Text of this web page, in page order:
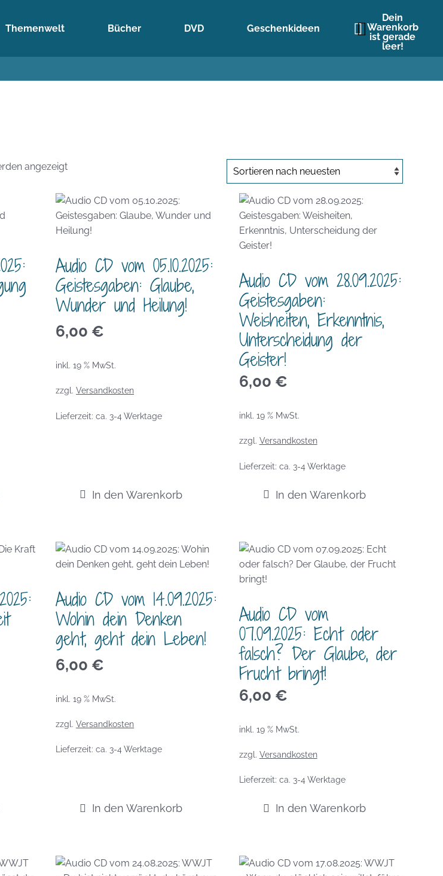
Themenwelt Bücher DVD Geschenkideen
Dein
Warenkorb
ist gerade
leer!
angezeigtNach
sortiert
Audio CD vom 05.10.2025:
Geistesgaben: Glaube,
Wunder und Heilung!
6,00 €
inkl. 19 % MwSt.
zzgl.Versandkosten
Lieferzeit:ca. 3-4 Werktage
In den Warenkorb
Audio CD vom 28.09.2025:
Geistesgaben:
Weisheiten, Erkenntnis,
Unterscheidung der
Geister!
6,00 €
inkl. 19 % MwSt.
zzgl. Versandkosten
Lieferzeit: ca. 3-4 Werktage
In den Warenkorb
Audio CD vom 14.09.2025:
Wohin dein Denken
geht, geht dein Leben!
6,00 €
inkl. 19 % MwSt.
zzgl.Versandkosten
Lieferzeit:ca. 3-4 Werktage
In den Warenkorb
Audio CD vom
07.09.2025: Echt oder
falsch? Der Glaube, der
Frucht bringt!
6,00 €
inkl. 19 % MwSt.
zzgl. Versandkosten
Lieferzeit: ca. 3-4 Werktage
In den Warenkorb